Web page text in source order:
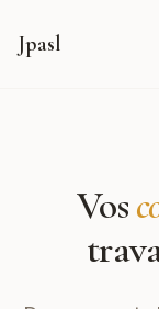
Jpasl
Vos